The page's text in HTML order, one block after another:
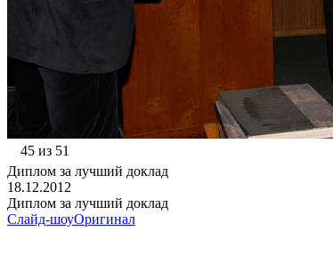
45 из 51
Диплом за лучший доклад
18.12.2012
Диплом за лучший доклад
Слайд-шоуОригинал